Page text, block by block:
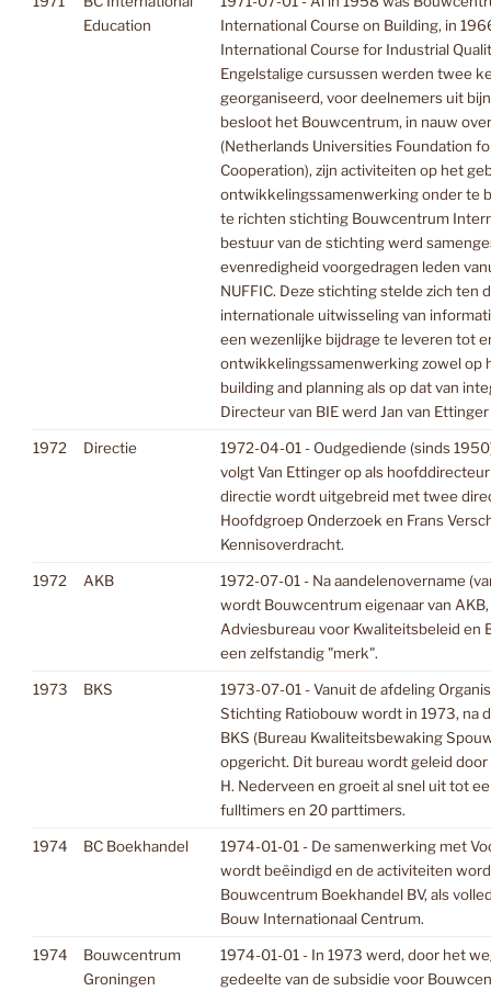
Education
International Course on Building, in
International Course for Industrial
Engelstalige cursussen werden twee
georganiseerd, voor deelnemers uit
besloot het Bouwcentrum, in nauw
(Netherlands Universities Foundation
Cooperation), zijn activiteiten op het
ontwikkelingssamenwerking onder te
te richten stichting Bouwcentrum
bestuur van de stichting werd
evenredigheid voorgedragen leden
NUFFIC. Deze stichting stelde zich ten
internationale uitwisseling van
een wezenlijke bijdrage te leveren tot
ontwikkelingssamenwerking zowel op
building and planning als op dat van
Directeur van BIE werd Jan van Ettinger
1972 Directie
1972-04-01 - Oudgediende (sinds
volgt Van Ettinger op als
directie wordt uitgebreid met twee
Hoofdgroep Onderzoek en Frans
Kennisoverdracht.
1972 AKB
1972-07-01 - Na aandelenovername
wordt Bouwcentrum eigenaar van AKB,
Adviesbureau voor Kwaliteitsbeleid en
een zelfstandig "merk".
1973 BKS
1973-07-01 - Vanuit de afdeling
Stichting Ratiobouw wordt in 1973, na
BKS (Bureau Kwaliteitsbewaking
opgericht. Dit bureau wordt geleid door
H. Nederveen en groeit al snel uit tot
fulltimers en 20 parttimers.
1974 BC Boekhandel
1974-01-01 - De samenwerking met
wordt beëindigd en de activiteiten
Bouwcentrum Boekhandel BV, als
Bouw Internationaal Centrum.
1974
Bouwcentrum
Groningen
1974-01-01 - In 1973 werd, door het
gedeelte van de subsidie voor